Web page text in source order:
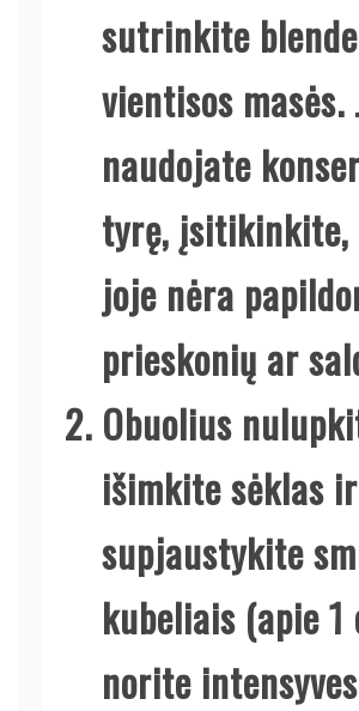
sutrinkite
vientisos masės.
naudojate
tyrę, įsitikinkite,
joje nėra
prieskonių ar
Obuolius
išimkite sėklas ir
supjaustykite
kubeliais (apie 1
norite